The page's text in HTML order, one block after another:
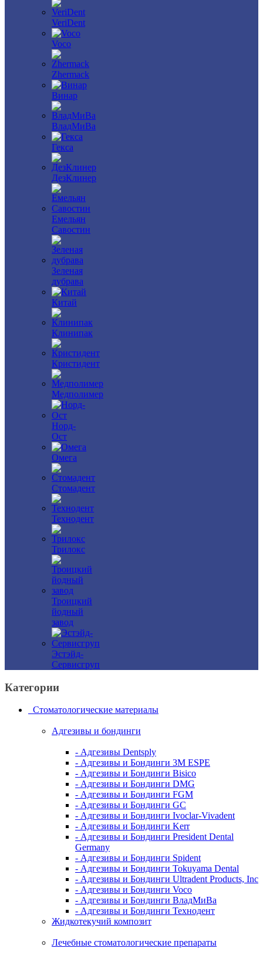
VeriDent
Voco
Zhermack
Винар
ВладМиВа
Гекса
ДезКлинер
Емельян
Савостин
Зеленая
дубрава
Китай
Клинипак
Кристидент
Медполимер
Норд-
Ост
Омега
Стомадент
Технодент
Трилокс
Троицкий
йодный
завод
Эстэйд-
Сервисгруп
Категории
Стоматологические материалы
Адгезивы и бондинги
- Адгезивы Dentsply
- Адгезивы и Бондинги 3M ESPE
- Адгезивы и Бондинги Bisico
- Адгезивы и Бондинги DMG
- Адгезивы и Бондинги FGM
- Адгезивы и Бондинги GC
- Адгезивы и Бондинги Ivoclar-Vivadent
- Адгезивы и Бондинги Kerr
- Адгезивы и Бондинги President Dental
Germany
- Адгезивы и Бондинги Spident
- Адгезивы и Бондинги Tokuyama Dental
- Адгезивы и Бондинги Ultradent Products, Inc
- Адгезивы и Бондинги Voco
- Адгезивы и Бондинги ВладМиВа
- Адгезивы и Бондинги Технодент
Жидкотекучий композит
Лечебные стоматологические препараты